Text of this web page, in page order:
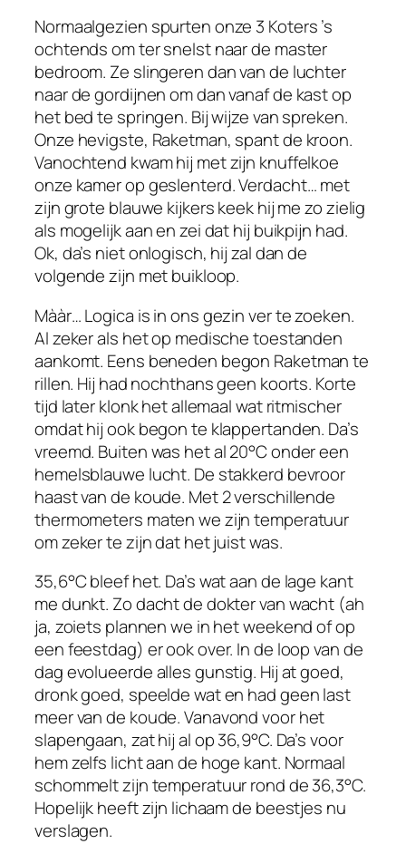
Normaalgezien spurten onze 3 Koters ’s
ochtends om ter snelst naar de master
bedroom. Ze slingeren dan van de luchter
naar de gordijnen om dan vanaf de kast op
het bed te springen. Bij wijze van spreken.
Onze hevigste, Raketman, spant de kroon.
Vanochtend kwam hij met zijn knuffelkoe
onze kamer op geslenterd. Verdacht… met
zijn grote blauwe kijkers keek hij me zo zielig
als mogelijk aan en zei dat hij buikpijn had.
Ok, da’s niet onlogisch, hij zal dan de
volgende zijn met buikloop.
Mààr… Logica is in ons gezin ver te zoeken.
Al zeker als het op medische toestanden
aankomt. Eens beneden begon Raketman te
rillen. Hij had nochthans geen koorts. Korte
tijd later klonk het allemaal wat ritmischer
omdat hij ook begon te klappertanden. Da’s
vreemd. Buiten was het al 20°C onder een
hemelsblauwe lucht. De stakkerd bevroor
haast van de koude. Met 2 verschillende
thermometers maten we zijn temperatuur
om zeker te zijn dat het juist was.
35,6°C bleef het. Da’s wat aan de lage kant
me dunkt. Zo dacht de dokter van wacht (ah
ja, zoiets plannen we in het weekend of op
een feestdag) er ook over. In de loop van de
dag evolueerde alles gunstig. Hij at goed,
dronk goed, speelde wat en had geen last
meer van de koude. Vanavond voor het
slapengaan, zat hij al op 36,9°C. Da’s voor
hem zelfs licht aan de hoge kant. Normaal
schommelt zijn temperatuur rond de 36,3°C.
Hopelijk heeft zijn lichaam de beestjes nu
verslagen.